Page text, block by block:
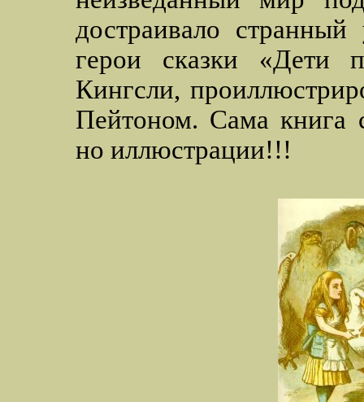
достраивало
герои сказки «Дети
Кингсли,
Пейтоном. Сама книга
но иллюстрации!!!